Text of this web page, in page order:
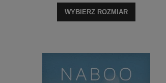
WYBIERZ ROZMIAR